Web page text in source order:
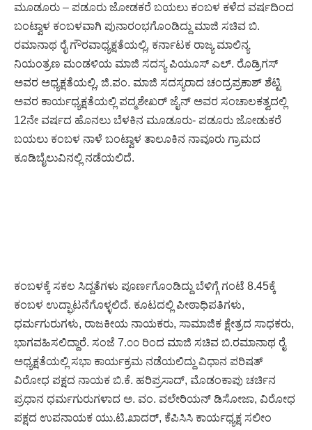
ಮೂಡೂರು – ಪಡೂರು ಜೋಡಕರೆ ಬಯಲು ಕಂಬಳ ಕಳೆದ ವರ್ಷದಿಂದ
ಬಂಟ್ವಾಳ ಕಂಬಳವಾಗಿ ಪುನಾರಂಭಗೊಂಡಿದ್ದು ಮಾಜಿ ಸಚಿವ ಬಿ.
ರಮಾನಾಥ ರೈ ಗೌರವಾಧ್ಯಕ್ಷತೆಯಲ್ಲಿ, ಕರ್ನಾಟಕ ರಾಜ್ಯ ಮಾಲಿನ್ಯ
ನಿಯಂತ್ರಣ ಮಂಡಳಿಯ ಮಾಜಿ ಸದಸ್ಯ ಪಿಯೂಸ್ ಎಲ್. ರೊಡ್ರಿಗಸ್
ಅವರ ಅಧ್ಯಕ್ಷತೆಯಲ್ಲಿ, ಜಿ.ಪಂ. ಮಾಜಿ ಸದಸ್ಯರಾದ ಚಂದ್ರಪ್ರಕಾಶ್ ಶೆಟ್ಟಿ
ಅವರ ಕಾರ್ಯಧ್ಯಕ್ಷತೆಯಲ್ಲಿ ಪದ್ಮಶೇಖರ್ ಜೈನ್ ಅವರ ಸಂಚಾಲಕತ್ವದಲ್ಲಿ
12ನೇ ವರ್ಷದ ಹೊನಲು ಬೆಳಕಿನ ಮೂಡೂರು- ಪಡೂರು ಜೋಡುಕರೆ
ಬಯಲು ಕಂಬಳ ನಾಳೆ ಬಂಟ್ವಾಳ ತಾಲೂಕಿನ ನಾವೂರು ಗ್ರಾಮದ
ಕೂಡಿಬೈಲುವಿನಲ್ಲಿ ನಡೆಯಲಿದೆ.
ಕಂಬಳಕ್ಕೆ ಸಕಲ ಸಿದ್ದತೆಗಳು ಪೂರ್ಣಗೊಂಡಿದ್ದು ಬೆಳಿಗ್ಗೆ ಗಂಟೆ 8.45ಕ್ಕೆ
ಕಂಬಳ ಉದ್ಘಾಟನೆಗೊಳ್ಳಲಿದೆ. ಕೂಟದಲ್ಲಿ ಪೀಠಾಧಿಪತಿಗಳು,
ಧರ್ಮಗುರುಗಳು, ರಾಜಕೀಯ ನಾಯಕರು, ಸಾಮಾಜಿಕ ಕ್ಷೇತ್ರದ ಸಾಧಕರು,
ಭಾಗವಹಿಸಲಿದ್ದಾರೆ. ಸಂಜೆ 7.೦೦ ರಿಂದ ಮಾಜಿ ಸಚಿವ ಬಿ.ರಮಾನಾಥ ರೈ
ಅಧ್ಯಕ್ಷತೆಯಲ್ಲಿ ಸಭಾ ಕಾರ್ಯಕ್ರಮ ನಡೆಯಲಿದ್ದು ವಿಧಾನ ಪರಿಷತ್
ವಿರೋಧ ಪಕ್ಷದ ನಾಯಕ ಬಿ.ಕೆ. ಹರಿಪ್ರಸಾದ್, ಮೊಡಂಕಾಪು ಚರ್ಚಿನ
ಪ್ರಧಾನ ಧರ್ಮಗುರುಗಳಾದ ಅ. ವಂ. ವಲೇರಿಯನ್ ಡಿಸೋಜಾ, ವಿರೋಧ
ಪಕ್ಷದ ಉಪನಾಯಕ ಯು.ಟಿ.ಖಾದರ್, ಕೆಪಿಸಿಸಿ ಕಾರ್ಯಧ್ಯಕ್ಷ ಸಲೀಂ